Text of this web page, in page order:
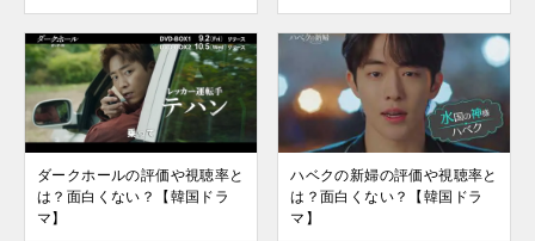
ダークホールの評価や視聴率と
は？面白くない？【韓国ドラ
マ】
ハベクの新婦の評価や視聴率と
は？面白くない？【韓国ドラ
マ】